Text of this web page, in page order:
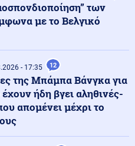
στο Βύρωνα
23:08
στη λεωφόρο Σχιστού, λόγω
των
με το Βελγικό
- 17:35 12
της Μπάμπα Βάνγκα για
ήδη βγει αληθινές-
απομένει μέχρι το